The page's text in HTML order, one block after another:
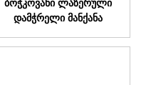
ბოჭკოვანი ლაზერული
დამჭრელი მანქანა